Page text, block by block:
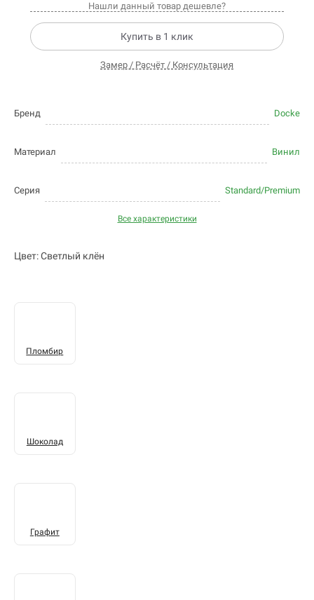
Нашли данный товар дешевле?
Купить в 1 клик
Замер / Расчёт / Консультация
Бренд Docke
Материал Винил
Серия Standard/Premium
Все характеристики
Цвет: Светлый клён
Пломбир
Шоколад
Графит